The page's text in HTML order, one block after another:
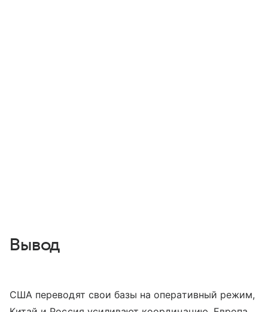
Вывод
США переводят свои базы на оперативный режим,